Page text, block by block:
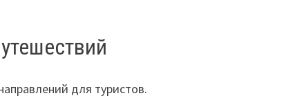
для туристов.